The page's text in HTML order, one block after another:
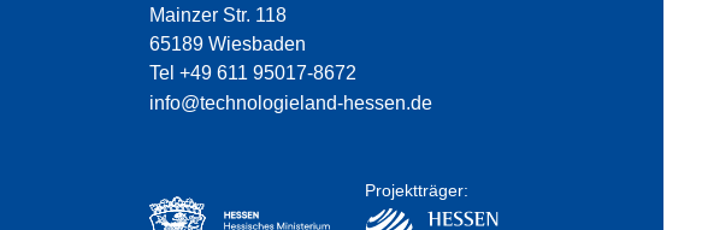
Mainzer Str. 118
65189 Wiesbaden
Tel +49 611 95017-8672
info@technologieland-hessen.de
Projektträger: